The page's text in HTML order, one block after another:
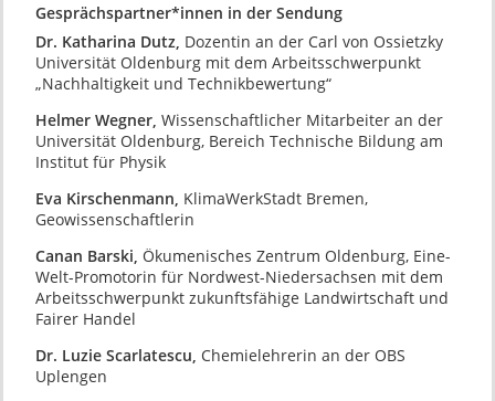
Gesprächspartner*innen in der Sendung
Dr. Katharina Dutz, Dozentin an der Carl von Ossietzky
Universität Oldenburg mit dem Arbeitsschwerpunkt
„Nachhaltigkeit und Technikbewertung“
Helmer Wegner, Wissenschaftlicher Mitarbeiter an der
Universität Oldenburg, Bereich Technische Bildung am
Institut für Physik
Eva Kirschenmann, KlimaWerkStadt Bremen,
Geowissenschaftlerin
Canan Barski, Ökumenisches Zentrum Oldenburg, Eine-
Welt-Promotorin für Nordwest-Niedersachsen mit dem
Arbeitsschwerpunkt zukunftsfähige Landwirtschaft und
Fairer Handel
Dr. Luzie Scarlatescu, Chemielehrerin an der OBS
Uplengen